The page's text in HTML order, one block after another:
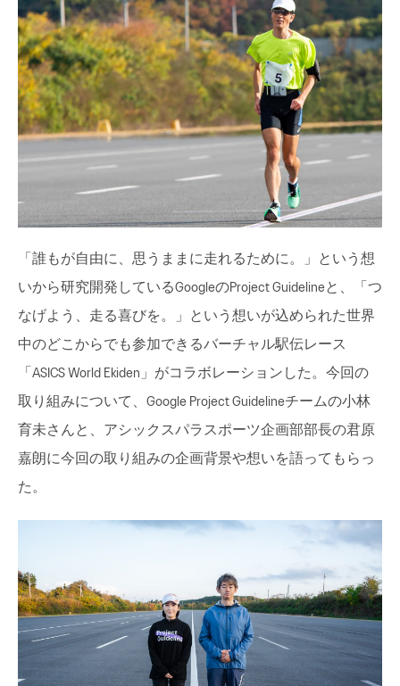
「誰もが自由に、思うままに走れるために。」という想
いから研究開発しているGoogleのProject Guidelineと、「つ
なげよう、走る喜びを。」という想いが込められた世界
中のどこからでも参加できるバーチャル駅伝レース
「ASICS World Ekiden」がコラボレーションした。今回の
取り組みについて、Google Project Guidelineチームの小林
育未さんと、アシックスパラスポーツ企画部部長の君原
嘉朗に今回の取り組みの企画背景や想いを語ってもらっ
た。